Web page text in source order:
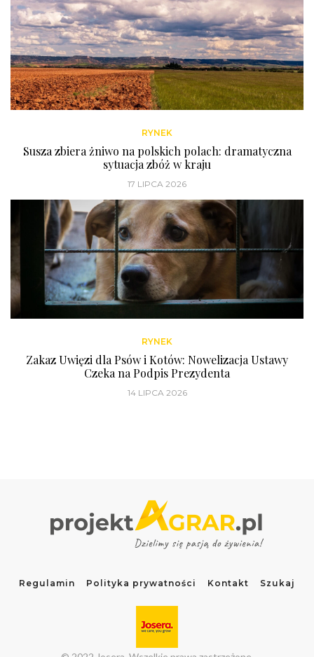
RYNEK
Susza zbiera żniwo na polskich polach: dramatyczna
sytuacja zbóż w kraju
17 LIPCA 2026
RYNEK
Zakaz Uwięzi dla Psów i Kotów: Nowelizacja Ustawy
Czeka na Podpis Prezydenta
14 LIPCA 2026
Regulamin Polityka prywatności Kontakt Szukaj